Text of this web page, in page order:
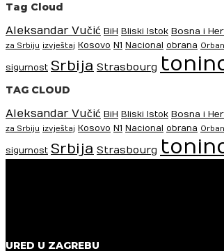
Tag Cloud
Aleksandar Vučić BiH Bliski Istok Bosna i
za Srbiju izvještaj Kosovo N1 Nacional obrana Orban
sigurnost Srbija Strasbourg
TAG CLOUD
Aleksandar Vučić BiH Bliski Istok Bosna i
za Srbiju izvještaj Kosovo N1 Nacional obrana Orban
sigurnost Srbija Strasbourg
URED U ZAGREBU